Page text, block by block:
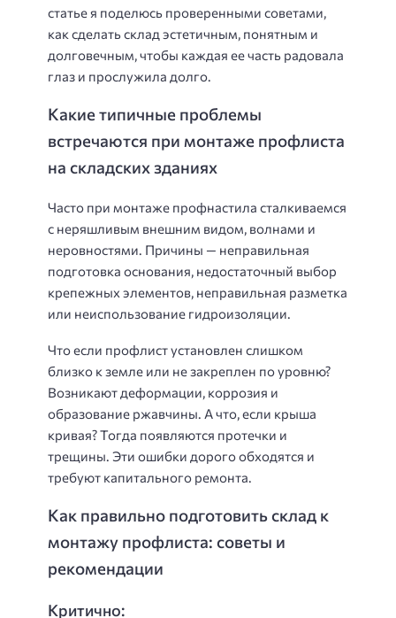
статье я поделюсь проверенными советами,
как сделать склад эстетичным, понятным и
долговечным, чтобы каждая ее часть радовала
глаз и прослужила долго.
Какие типичные проблемы
встречаются при монтаже профлиста
на складских зданиях
Часто при монтаже профнастила сталкиваемся
с неряшливым внешним видом, волнами и
неровностями. Причины — неправильная
подготовка основания, недостаточный выбор
крепежных элементов, неправильная разметка
или неиспользование гидроизоляции.
Что если профлист установлен слишком
близко к земле или не закреплен по уровню?
Возникают деформации, коррозия и
образование ржавчины. А что, если крыша
кривая? Тогда появляются протечки и
трещины. Эти ошибки дорого обходятся и
требуют капитального ремонта.
Как правильно подготовить склад к
монтажу профлиста: советы и
рекомендации
Критично: